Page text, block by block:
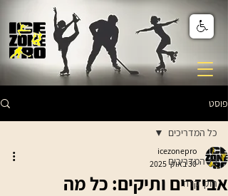
פוסט
כל המדריכים
הוקי קרח
כל המדריכים
אביזרים ותיקים: כל מה
icezonepro
30 באוק׳ 2025